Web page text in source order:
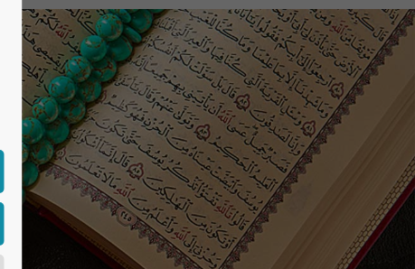
Aenean commodo ligula eget dolor.
Aenean massa. Cum sociis natoque
penatibus et magnis dis parturient
montes, nascetur ridiculus mus.
Donec quam felis, ultricies nec.